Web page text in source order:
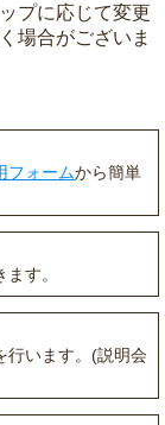
プに応じて変更
場合がございま
フォームから簡単
す。
行います。(説明会